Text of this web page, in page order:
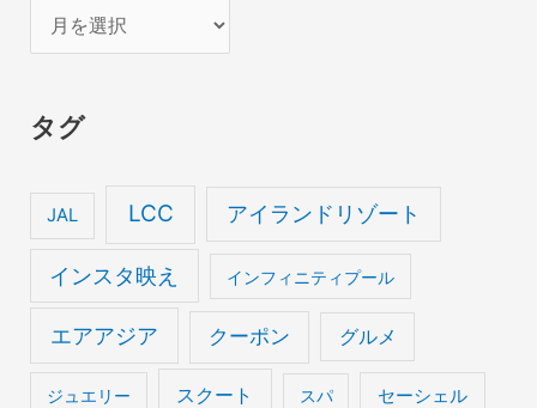
ー
イ
タグ
JAL LCC アイランドリゾート
インスタ映え インフィニティプール
エアアジア クーポン グルメ
ジュエリー スクート スパ セーシェル